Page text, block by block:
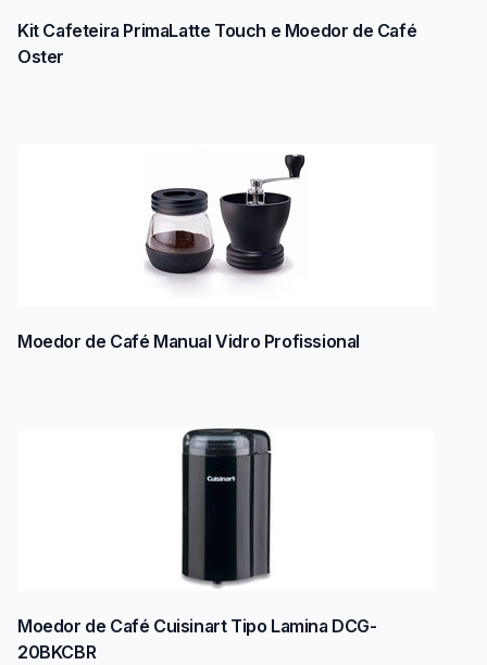
Kit Cafeteira PrimaLatte Touch e Moedor de Café
Oster
Moedor de Café Manual Vidro Profissional
Moedor de Café Cuisinart Tipo Lamina DCG-
20BKCBR